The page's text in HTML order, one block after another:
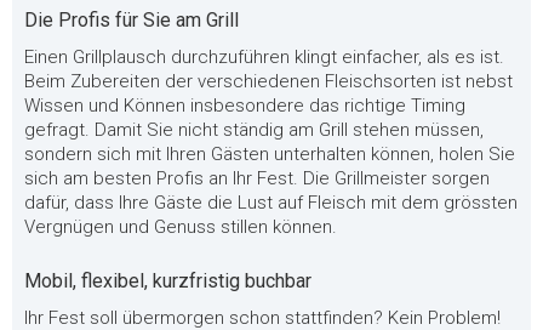
Die Profis für Sie am Grill
Einen Grillplausch durchzuführen klingt einfacher, als es ist.
Beim Zubereiten der verschiedenen Fleischsorten ist nebst
Wissen und Können insbesondere das richtige Timing
gefragt. Damit Sie nicht ständig am Grill stehen müssen,
sondern sich mit Ihren Gästen unterhalten können, holen Sie
sich am besten Profis an Ihr Fest. Die Grillmeister sorgen
dafür, dass Ihre Gäste die Lust auf Fleisch mit dem grössten
Vergnügen und Genuss stillen können.
Mobil, flexibel, kurzfristig buchbar
Ihr Fest soll übermorgen schon stattfinden? Kein Problem!